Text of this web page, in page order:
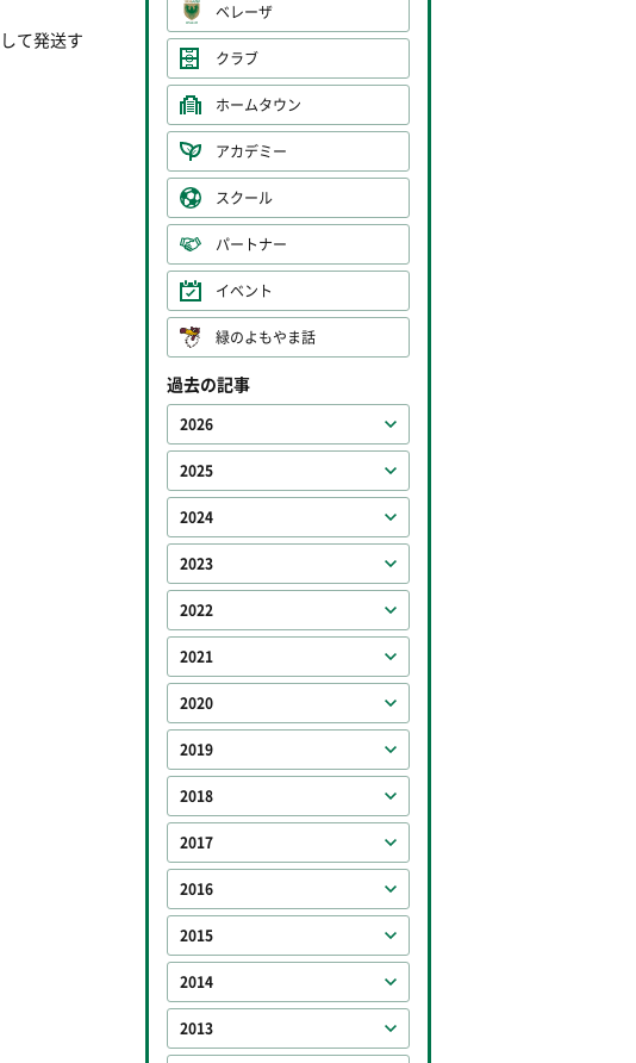
て発送す
ベレーザ
クラブ
ホームタウン
アカデミー
スクール
パートナー
イベント
緑のよもやま話
過去の記事
2026
2025
2024
2023
2022
2021
2020
2019
2018
2017
2016
2015
2014
2013